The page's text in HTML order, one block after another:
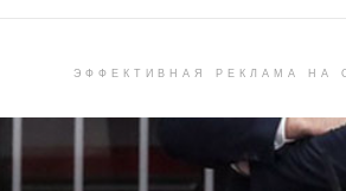
ЭФФЕКТИВНАЯ РЕКЛАМА НА